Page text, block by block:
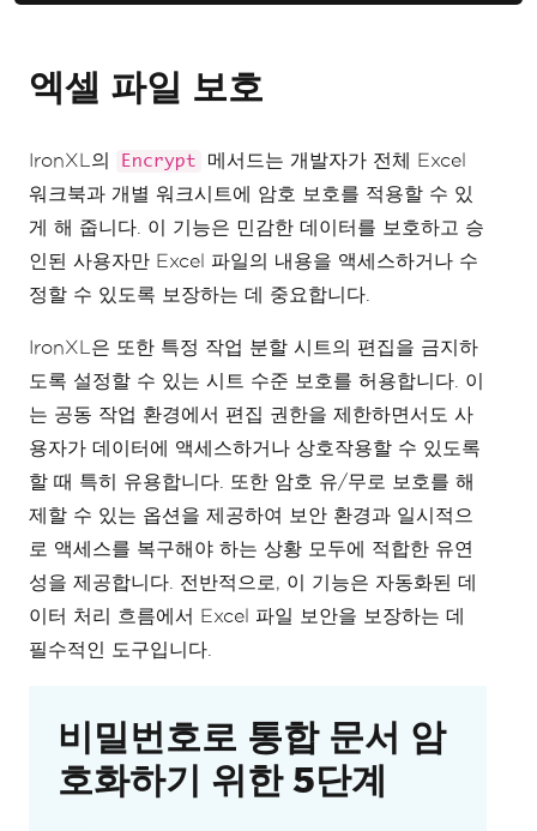
// Set protection for individual worksheet
// Remove protection for particular
worksheet. It works without password!
workBook. Save ();
엑셀 파일 보호
IronXL의 Encrypt
메서드는 개발자가 전체 Excel
워크북과 개별 워크시트에 암호 보호를 적용할 수 있
게 해 줍니다. 이 기능은 민감한 데이터를 보호하고 승
인된 사용자만 Excel 파일의 내용을 액세스하거나 수
정할 수 있도록 보장하는 데 중요합니다.
IronXL은 또한 특정 작업 분할 시트의 편집을 금지하
도록 설정할 수 있는 시트 수준 보호를 허용합니다. 이
는 공동 작업 환경에서 편집 권한을 제한하면서도 사
용자가 데이터에 액세스하거나 상호작용할 수 있도록
할 때 특히 유용합니다. 또한 암호 유/무로 보호를 해
제할 수 있는 옵션을 제공하여 보안 환경과 일시적으
로 액세스를 복구해야 하는 상황 모두에 적합한 유연
성을 제공합니다. 전반적으로, 이 기능은 자동화된 데
이터 처리 흐름에서 Excel 파일 보안을 보장하는 데
필수적인 도구입니다.
비밀번호로 통합 문서 암
호화하기 위한 5단계